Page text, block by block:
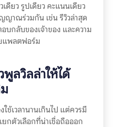
ดียว รูปเดียว คะแนนเดียว
ญาณร่วมกัน เช่น รีวิวล่าสุด
บกลับของเจ้าของ และความ
แพลตฟอร์ม
พูลวิลล่าให้ได้
ใช้เวลานานเกินไป แต่ควรมี
กตัวเลือกที่น่าเชื่อถือออก